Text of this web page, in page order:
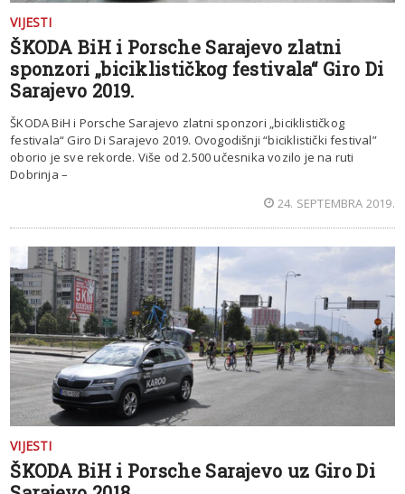
VIJESTI
ŠKODA BiH i Porsche Sarajevo zlatni
sponzori „biciklističkog festivala“ Giro Di
Sarajevo 2019.
ŠKODA BiH i Porsche Sarajevo zlatni sponzori „biciklističkog
festivala“ Giro Di Sarajevo 2019. Ovogodišnji “biciklistički festival”
oborio je sve rekorde. Više od 2.500 učesnika vozilo je na ruti
Dobrinja –
24. SEPTEMBRA 2019.
VIJESTI
ŠKODA BiH i Porsche Sarajevo uz Giro Di